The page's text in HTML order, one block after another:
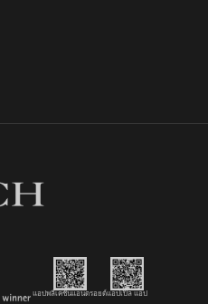
แอปพลิเคชันแอนดรอยด์แอปเปิล แอป